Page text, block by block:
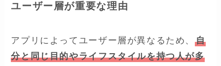
ユーザー層が重要な理由
アプリによってユーザー層が異なるため、自
分と同じ目的やライフスタイルを持つ人が多